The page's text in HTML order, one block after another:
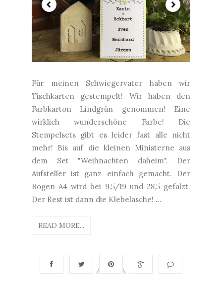
Für meinen Schwiegervater haben wir
Tischkarten gestempelt! Wir haben den
Farbkarton Lindgrün genommen! Eine
wirklich wunderschöne Farbe! Die
Stempelsets gibt es leider fast alle nicht
mehr! Bis auf die kleinen Ministerne aus
dem Set "Weihnachten daheim". Der
Aufsteller ist ganz einfach gemacht. Der
Bogen A4 wird bei 9,5/19 und 28,5 gefalzt.
Der Rest ist dann die Klebelasche! ...
READ MORE...